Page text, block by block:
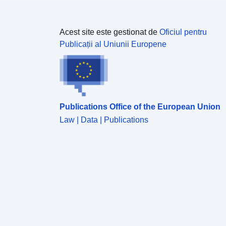
Acest site este gestionat de Oficiul pentru
Publicații al Uniunii Europene
Publications Office of the European Union
Law | Data | Publications